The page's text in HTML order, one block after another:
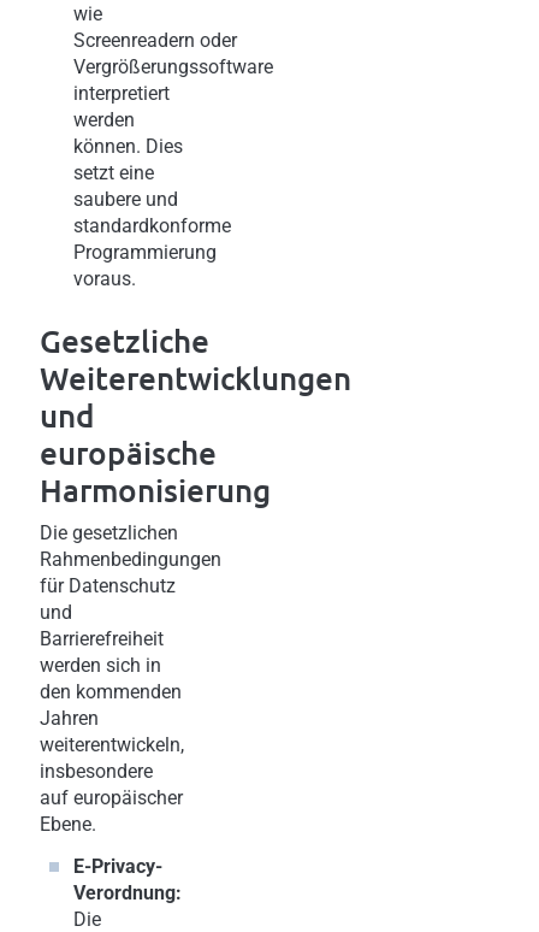
wie
Screenreadern oder
Vergrößerungssoftware
interpretiert
werden
können. Dies
setzt eine
saubere und
standardkonforme
Programmierung
voraus.
Gesetzliche
Weiterentwicklungen
und
europäische
Harmonisierung
Die gesetzlichen
Rahmenbedingungen
für Datenschutz
und
Barrierefreiheit
werden sich in
den kommenden
Jahren
weiterentwickeln,
insbesondere
auf europäischer
Ebene.
E-Privacy-
Verordnung:
Die